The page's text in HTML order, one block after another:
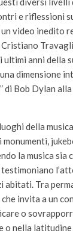
e riflessioni
video inedito
anni della
dimensione
di Bob Dylan
della
monumenti,
la musica sia
abitati. Tra
invita a un
o
nella